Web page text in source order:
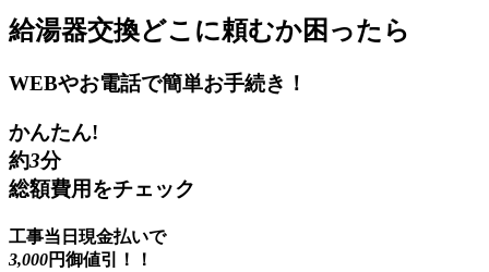
給湯器交換どこに頼むか困ったら
WEBやお電話で簡単お手続き！
かんたん!
約3分
総額費用をチェック
工事当日現金払いで
3,000円御値引！！